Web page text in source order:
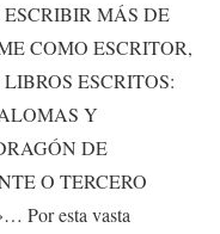
MÁS DE
COMO ESCRITOR,
ESCRITOS:
Y
DE
O TERCERO
Por esta vasta